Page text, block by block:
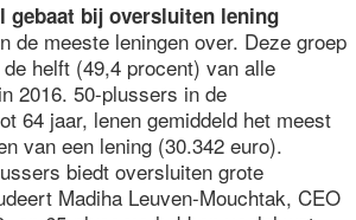
gebaat bij oversluiten lening
de meeste leningen over. Deze groep
helft (49,4 procent) van alle
2016. 50-plussers in de
64 jaar, lenen gemiddeld het meest
van een lening (30.342 euro).
biedt oversluiten grote
Madiha Leuven-Mouchtak, CEO